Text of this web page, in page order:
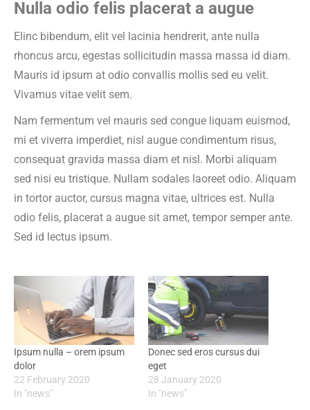
Nulla odio felis placerat a augue
Elinc bibendum, elit vel lacinia hendrerit, ante nulla
rhoncus arcu, egestas sollicitudin massa massa id diam.
Mauris id ipsum at odio convallis mollis sed eu velit.
Vivamus vitae velit sem.
Nam fermentum vel mauris sed congue liquam euismod,
mi et viverra imperdiet, nisl augue condimentum risus,
consequat gravida massa diam et nisl. Morbi aliquam
sed nisi eu tristique. Nullam sodales laoreet odio. Aliquam
in tortor auctor, cursus magna vitae, ultrices est. Nulla
odio felis, placerat a augue sit amet, tempor semper ante.
Sed id lectus ipsum.
Ipsum nulla – orem ipsum
dolor
22 February 2020
In "news"
Donec sed eros cursus dui
eget
28 January 2020
In "news"